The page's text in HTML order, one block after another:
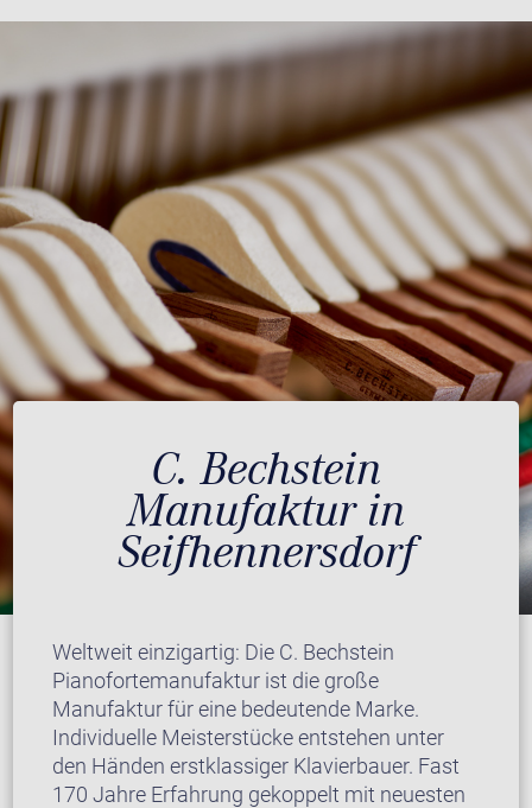
C. Bechstein
Manufaktur in
Seifhennersdorf
Weltweit einzigartig: Die C. Bechstein
Pianofortemanufaktur ist die große
Manufaktur für eine bedeutende Marke.
Individuelle Meisterstücke entstehen unter
den Händen erstklassiger Klavierbauer. Fast
170 Jahre Erfahrung gekoppelt mit neuesten